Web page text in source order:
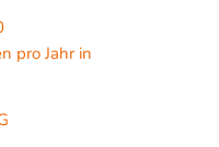
pro Jahr in